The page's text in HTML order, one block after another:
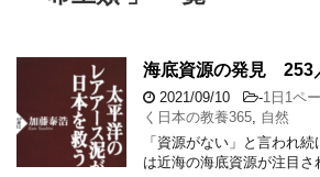
海底資源の発見 253
2021/09/10 -1日1ペ
く日本の教養365, 自然
「資源がない」と言われ
は近海の海底資源が注目さ